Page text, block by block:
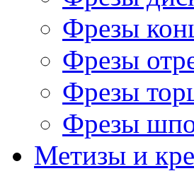
Фрезы
Фрезы
Фрезы
Фрезы
Метизы и